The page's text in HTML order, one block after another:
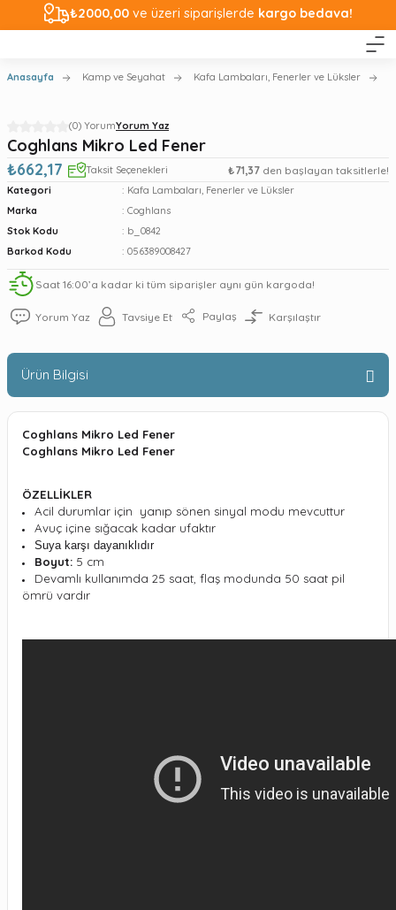
₺2000,00 ve üzeri siparişlerde kargo bedava!
Anasayfa Kamp ve Seyahat Kafa Lambaları, Fenerler ve Lüksler
(0) YorumYorum Yaz
Coghlans Mikro Led Fener
₺662,17
Taksit Seçenekleri ₺71,37 den başlayan taksitlerle!
Kategori
Kafa Lambaları, Fenerler ve Lüksler
Marka
Coghlans
Stok Kodu
b_0842
Barkod Kodu
056389008427
Saat 16:00’a kadar ki tüm siparişler aynı gün kargoda!
Yorum Yaz Tavsiye Et Paylaş Karşılaştır
Ürün Bilgisi
Coghlans Mikro Led Fener
Coghlans Mikro Led Fener
ÖZELLİKLER
Acil durumlar için yanıp sönen sinyal modu mevcuttur
Avuç içine sığacak kadar ufaktır
Suya karşı dayanıklıdır
Boyut: 5 cm
Devamlı kullanımda 25 saat, flaş modunda 50 saat pil
ömrü vardır